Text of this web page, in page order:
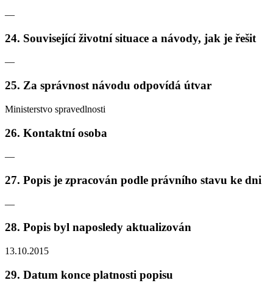
—
24. Související životní situace a návody, jak je řešit
—
25. Za správnost návodu odpovídá útvar
Ministerstvo spravedlnosti
26. Kontaktní osoba
—
27. Popis je zpracován podle právního stavu ke dni
—
28. Popis byl naposledy aktualizován
13.10.2015
29. Datum konce platnosti popisu